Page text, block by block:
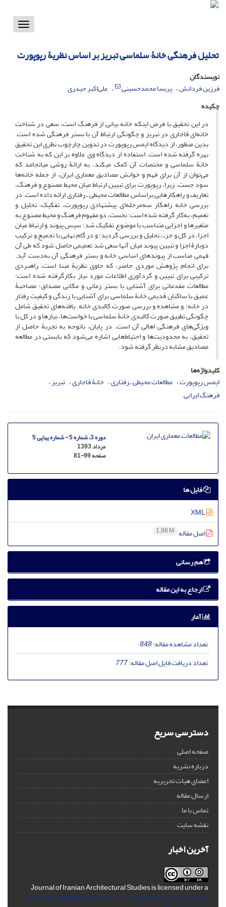
Toggle
تحلیل فرهنگی خانۀ سلماسی تبریز بر اساس نظریۀ رپوپورت
نویسندگان
فرزین فردانش پریسا محمدحسینی
علی‌اکبر حیدری
چکیده
در این تحقیق با فرض اینکه خانه بیانی از فرهنگ است، سعی در شناخت
خانه‌ای قاجاری در تبریز و چگونگی ارتباط آن‏ با بستر فرهنگی شده است.
بدین منظور، از دیدگاه ایمس رپوپورت در تدوین چارچوب نظری این تحقیق
بهره گرفته شده است. استفاده از دیدگاه وی علاوه بر این که به شناخت
خانۀ سلماسی و مختصات آن کمک می‏کند، به ارائۀ روشی می‏انجامد که
می‌توان از آن برای فهم و خوانش مصادیق معماری ایران، از جمله خانه‌ها
سود جست. زیرا، رپوپورت برای تبیین ارتباط میان محیط مصنوع و فرهنگ،
تعاریف و راهکارهایی براساس مطالعات محیطی‌ ـ رفتاری ارائه داده است. در
بررسی خانه‌ راهکار سه‌مرحله‌ای پیشنهادی رپوپورت، تفکیک، تحلیل و
تعمیم، به‌کار گرفته‌ شده است: نخست، دو مفهوم فرهنگ و محیط مصنوع به
متغیرها و اجزایی متناسب با موضوع تفکیک شد؛ سپس پیوند و ارتباط میان
اجزا، در کل و جزء، تحلیل و بررسی گردید؛ و در گام نهایی با تجمیع و ترکیب
دوبارۀ اجزا و تبیین پیوند میان آنها سعی شد تعمیمی حاصل شود که طی آن
فهمی مناسب از پیوندهای اساسی خانه و بستر فرهنگی آن به‌دست آید.
برای انجام پژوهش موردی حاضر، که حاوی نظریۀ مبنا است، راهبردی
ترکیبی برای تبیین و گردآوری اطلاعات مورد نیاز بکارگرفته شده است:
مطالعات مقدماتی برای آشنایی با بستر زمانی و مکانی مصداق؛ مصاحبۀ
عمیق با ساکنان قدیمی خانۀ سلماسی برای آشنایی با زندگی و کیفیت رفتار
در خانه؛ و مشاهده و بررسی صورت کالبدی خانه. یافته‌های تحقیق شامل
چگونگی تطبیق صورت کالبدی خانۀ سلماسی با خواست‌ها، نیازها و در کل با
ویژگی‌های فرهنگی اهالی آن است. در پایان، باتوجه به تجربۀ حاصل از
تحقیق، به محدودیت‌ها و احتیاط‌هایی اشاره می‌شود که بایستی در مطالعه
مصادیق مشابه درنظر گرفته شود.
کلیدواژه‌ها
ایمس رپوپورت مطالعات محیطی‌ ـ رفتاری خانۀ قاجاری تبریز
فرهنگ ایرانی
دوره 3، شماره 5 - شماره پیاپی 5
مرداد 1393
صفحه81-99
فایل ها
اصل مقاله 1.98 M
هم رسانی
ارجاع به این مقاله
آمار
تعداد مشاهده مقاله:848
تعداد دریافت فایل اصل مقاله:777
دسترسی سریع
صفحه اصلی
درباره نشریه
اعضای هیات تحریریه
ارسال مقاله
تماس با ما
نقشه سایت
آخرین اخبار
Journal of Iranian Architectural Studies is licensed under a
Creative Commons Attribution-ShareAlike 4.0 International